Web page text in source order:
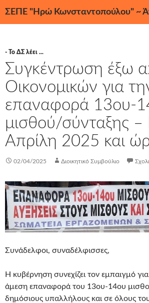
- Το ΔΣ λέει ...
Συγκέντρωση έξω
Οικονομικών για
επαναφορά 13ου-
μισθού/σύνταξης
Απρίλη 2025 και
02/04/2025 Διοικητικό Συμβούλιο
Συνάδελφοι, συναδέλφισσες,
Η κυβέρνηση συνεχίζει τον εμπαιγμό
άμεση επαναφορά του 13ου-14ου
δημόσιους υπαλλήλους και σε όλους